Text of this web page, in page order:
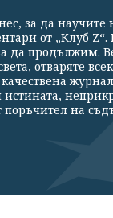
за да научите
от „Клуб
да продължим.
отваряте
на